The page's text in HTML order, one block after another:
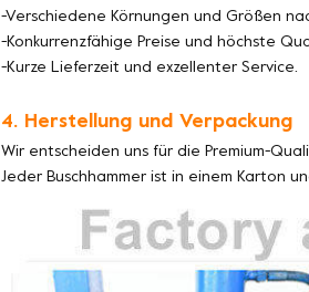
-Verschiedene Körnungen und Größen
-Konkurrenzfähige Preise und höchste
-Kurze Lieferzeit und exzellenter Service.
4. Herstellung und Verpackung
Wir entscheiden uns für die Premium-
Jeder Buschhammer ist in einem Karton